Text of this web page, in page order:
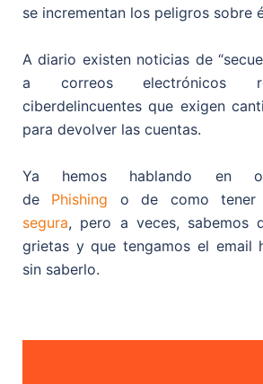
se incrementan los peligros sobre
A diario existen noticias de
a correos electrónicos
ciberdelincuentes que exigen
para devolver las cuentas.
Ya hemos hablando en
de Phishing o de como
segura, pero a veces, sabemos
grietas y que tengamos el email
sin saberlo.